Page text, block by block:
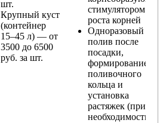
шт.
Крупный куст
(контейнер
15–45 л) — от
3500 до 6500
руб. за шт.
стимулятором
роста корней
Одноразовый
полив после
посадки,
формирование
поливочного
кольца и
установка
растяжек (при
необходимости)